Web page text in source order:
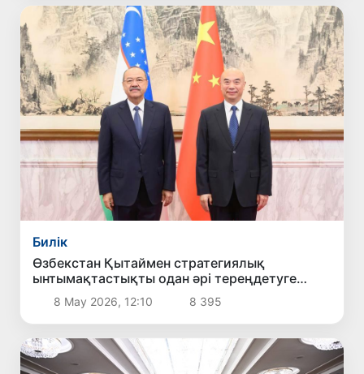
Билік
Өзбекстан Қытаймен стратегиялық
ынтымақтастықты одан әрі тереңдетуге
мүдделі екенін мәлімдеді
8 Мау 2026, 12:10 8 395